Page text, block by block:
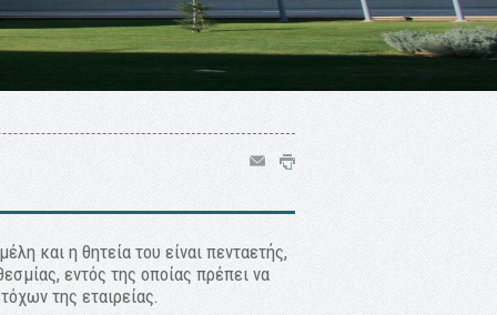
και η θητεία του είναι πενταετής,
εντός της οποίας πρέπει να
της εταιρείας.